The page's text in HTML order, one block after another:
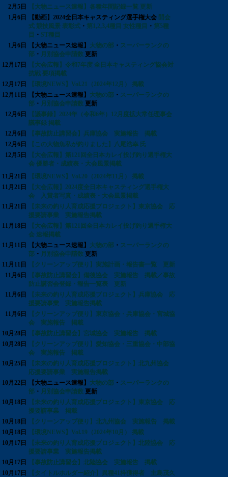
2月5日
【大物ニュース速報】各種年間記録一覧 更新
1月6日
【動画】2024全日本キャスティング選手権大会 開会
式 競技風景 表彰式 ・ 第1,2,3,4種目 女性種目 ・ 第5種
目 ・ ST種目
1月6日
【大物ニュース速報】 大物の部 ・ スーパーランクの
部 ・ 月別協会申請数 更新
12月17日
【大会広報】令和7年度 全日本キャスティング協会対
抗戦 要項掲載
12月17日
【環境NEWS】Vol.21（2024年12月） 掲載
12月11日
【大物ニュース速報】 大物の部 ・ スーパーランクの
部 ・ 月別協会申請数 更新
12月6日
【議事録】2024年（令和6年）12月度拡大常任理事会
議事録 掲載
12月6日
【事故防止講習会】兵庫協会 実施報告 掲載
12月6日
【この大物魚私が釣りました】八尾浩幸 氏
12月5日
【大会広報】第121回全日本カレイ投げ釣り選手権大
会 優勝者・成績表・大会風景掲載
11月21日
【環境NEWS】Vol.20（2024年11月） 掲載
11月21日
【大会広報】2024度全日本キャスティング選手権大
会 入賞者写真・成績表・大会風景掲載
11月21日
【未来の釣り人育成応援プロジェクト】東京協会 応
援要請事業 実施報告掲載
11月18日
【大会広報】第121回全日本カレイ投げ釣り選手権大
会 速報掲載
11月11日
【大物ニュース速報】 大物の部 ・ スーパーランクの
部 ・ 月別協会申請数 更新
11月11日
【クリーンアップ便り】実施計画・報告書一覧 更新
11月6日
【事故防止講習会】備後協会 実施報告 掲載／事故
防止講習会登録・報告一覧表 更新
11月6日
【未来の釣り人育成応援プロジェクト】兵庫協会 応
援要請事業 実施報告掲載
11月6日
【クリーンアップ便り】東京協会・兵庫協会・宮城協
会 実施報告 掲載
10月28日
【事故防止講習会】宮城協会 実施報告 掲載
10月28日
【クリーンアップ便り】愛知協会・三重協会・中部協
会 実施報告 掲載
10月25日
【未来の釣り人育成応援プロジェクト】北九州協会
応援要請事業 実施報告掲載
10月22日
【大物ニュース速報】 大物の部 ・ スーパーランクの
部 ・ 月別協会申請数 更新
10月18日
【未来の釣り人育成応援プロジェクト】東京協会 応
援要請事業 掲載
10月18日
【クリーンアップ便り】北九州協会 実施報告 掲載
10月18日
【環境NEWS】Vol.19（2024年10月） 掲載
10月17日
【未来の釣り人育成応援プロジェクト】北陸協会 応
援要請事業 実施報告掲載
10月17日
【事故防止講習会】北陸協会 実施報告 掲載
10月17日
【タイトルホルダー紹介】異種41枠獲得者 主島茂久